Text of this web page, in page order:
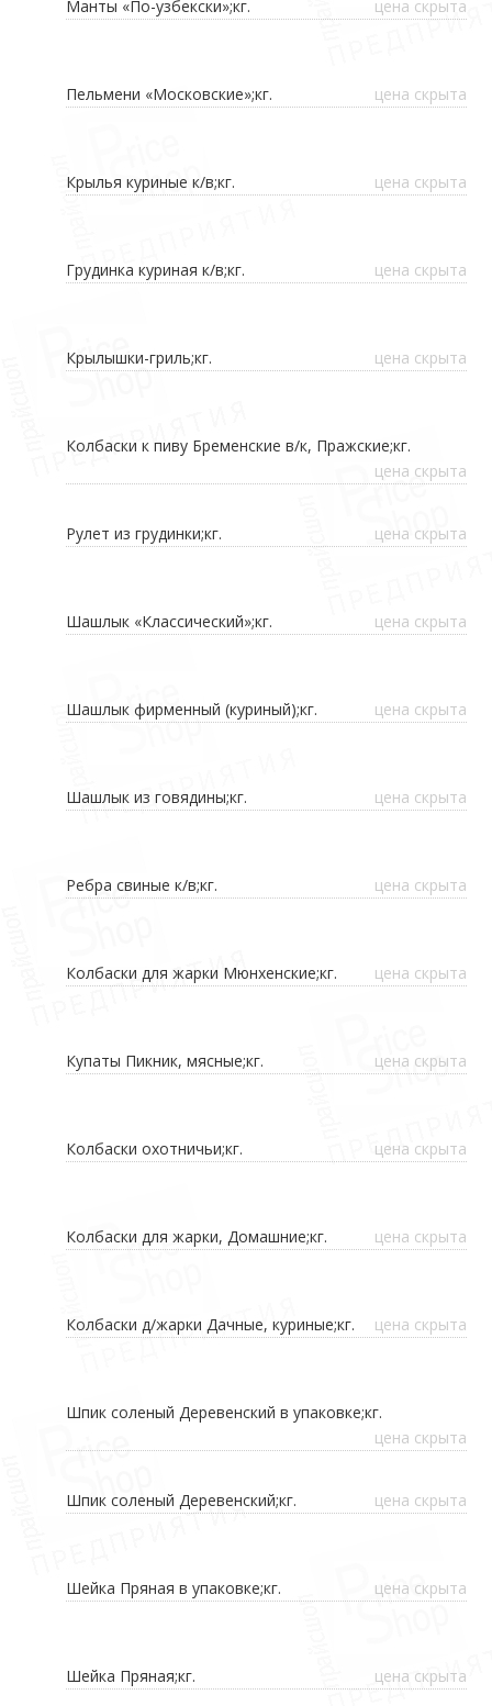
Манты «По-узбекски»;кг. цена скрыта
Пельмени «Московские»;кг. цена скрыта
Крылья куриные к/в;кг. цена скрыта
Грудинка куриная к/в;кг. цена скрыта
Крылышки-гриль;кг. цена скрыта
Колбаски к пиву Бременские в/к, Пражские;кг.
цена скрыта
Рулет из грудинки;кг. цена скрыта
Шашлык «Классический»;кг. цена скрыта
Шашлык фирменный (куриный);кг. цена скрыта
Шашлык из говядины;кг. цена скрыта
Ребра свиные к/в;кг. цена скрыта
Колбаски для жарки Мюнхенские;кг. цена скрыта
Купаты Пикник, мясные;кг. цена скрыта
Колбаски охотничьи;кг. цена скрыта
Колбаски для жарки, Домашние;кг. цена скрыта
Колбаски д/жарки Дачные, куриные;кг. цена скрыта
Шпик соленый Деревенский в упаковке;кг.
цена скрыта
Шпик соленый Деревенский;кг. цена скрыта
Шейка Пряная в упаковке;кг. цена скрыта
Шейка Пряная;кг. цена скрыта